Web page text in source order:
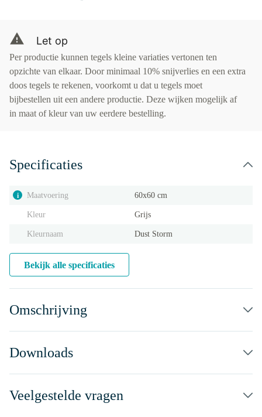
Let op
Per productie kunnen tegels kleine variaties vertonen ten
opzichte van elkaar. Door minimaal 10% snijverlies en een extra
doos tegels te rekenen, voorkomt u dat u tegels moet
bijbestellen uit een andere productie. Deze wijken mogelijk af
in maat of kleur van uw eerdere bestelling.
Specificaties
i Maatvoering 60x60 cm
Kleur Grijs
Kleurnaam Dust Storm
Bekijk alle specificaties
Omschrijving
Downloads
Veelgestelde vragen